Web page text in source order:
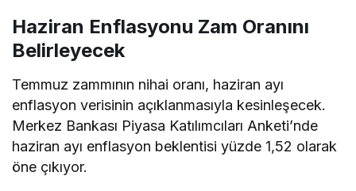
Haziran Enflasyonu Zam Oranını
Belirleyecek
Temmuz zammının nihai oranı, haziran ayı
enflasyon verisinin açıklanmasıyla kesinleşecek.
Merkez Bankası Piyasa Katılımcıları Anketi’nde
haziran ayı enflasyon beklentisi yüzde 1,52 olarak
öne çıkıyor.